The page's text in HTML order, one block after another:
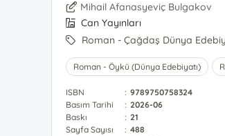
Mihail Afanasyeviç Bulgakov
Can Yayınları
Roman - Çağdaş Dünya
Roman - Öykü (Dünya Edebiyatı)
ISBN : 9789750758324
Basım Tarihi
: 2026-06
Baskı
: 21
Sayfa Sayısı
: 488